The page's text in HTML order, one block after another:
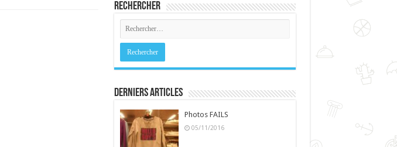
Rechercher
Derniers Articles
Photos FAILS
05/11/2016